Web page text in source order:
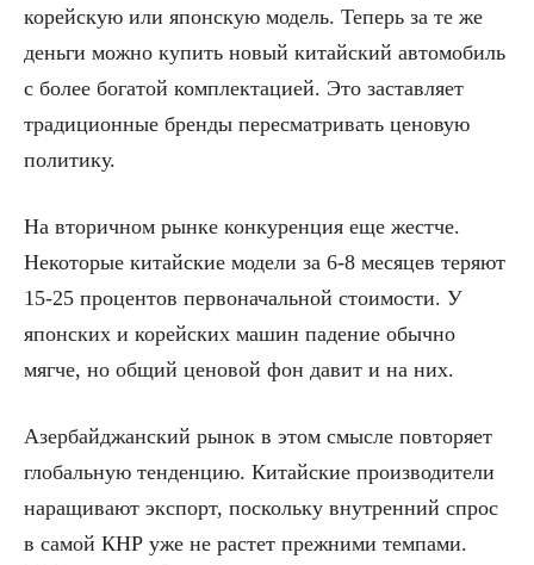
корейскую или японскую модель. Теперь за те же
деньги можно купить новый китайский автомобиль
с более богатой комплектацией. Это заставляет
традиционные бренды пересматривать ценовую
политику.
На вторичном рынке конкуренция еще жестче.
Некоторые китайские модели за 6-8 месяцев теряют
15-25 процентов первоначальной стоимости. У
японских и корейских машин падение обычно
мягче, но общий ценовой фон давит и на них.
Азербайджанский рынок в этом смысле повторяет
глобальную тенденцию. Китайские производители
наращивают экспорт, поскольку внутренний спрос
в самой КНР уже не растет прежними темпами.